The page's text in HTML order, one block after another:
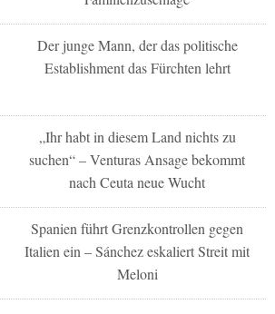
Der junge Mann, der das politische
Establishment das Fürchten lehrt
„Ihr habt in diesem Land nichts zu
suchen“ – Venturas Ansage bekommt
nach Ceuta neue Wucht
Spanien führt Grenzkontrollen gegen
Italien ein – Sánchez eskaliert Streit mit
Meloni